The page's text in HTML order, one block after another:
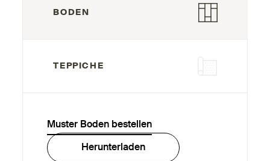
BODEN
TEPPICHE
Muster Boden bestellen
Herunterladen